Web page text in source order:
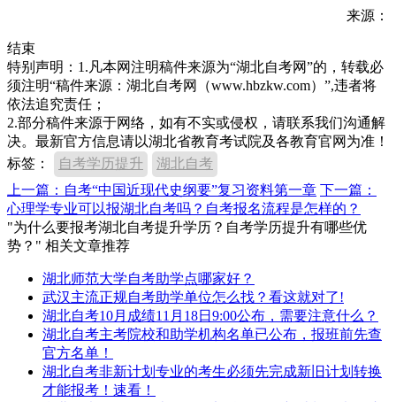
来源：
结束
特别声明：1.凡本网注明稿件来源为“湖北自考网”的，转载必
须注明“稿件来源：湖北自考网（www.hbzkw.com）”,违者将
依法追究责任；
2.部分稿件来源于网络，如有不实或侵权，请联系我们沟通解
决。最新官方信息请以湖北省教育考试院及各教育官网为准！
标签：
自考学历提升
湖北自考
上一篇：自考“中国近现代史纲要”复习资料第一章 下一篇：
心理学专业可以报湖北自考吗？自考报名流程是怎样的？
"为什么要报考湖北自考提升学历？自考学历提升有哪些优
势？" 相关文章推荐
湖北师范大学自考助学点哪家好？
武汉主流正规自考助学单位怎么找？看这就对了!
湖北自考10月成绩11月18日9:00公布，需要注意什么？
湖北自考主考院校和助学机构名单已公布，报班前先查
官方名单！
湖北自考非新计划专业的考生必须先完成新旧计划转换
才能报考！速看！